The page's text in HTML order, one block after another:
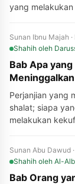
yang
Sunan Ibnu Majah
Shahih oleh
Bab Apa
Perjanjian yang
shalat; siapa
melakukan
Sunan Abu Dawud
Shahih oleh Al-
Bab Orang